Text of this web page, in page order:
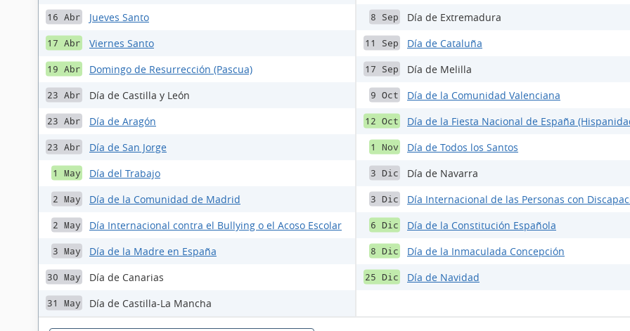
16 Abr Jueves Santo
17 Abr Viernes Santo
19 Abr Domingo de Resurrección (Pascua)
23 Abr Día de Castilla y León
23 Abr Día de Aragón
23 Abr Día de San Jorge
1 May Día del Trabajo
2 May Día de la Comunidad de Madrid
2 May Día Internacional contra el Bullying o el Acoso Escolar
3 May Día de la Madre en España
30 May Día de Canarias
31 May Día de Castilla-La Mancha
8 Sep Día de Extremadura
11 Sep Día de Cataluña
17 Sep Día de Melilla
9 Oct Día de la Comunidad Valenciana
12 Oct Día de la Fiesta Nacional de España
1 Nov Día de Todos los Santos
3 Dic Día de Navarra
3 Dic Día Internacional de las Personas con
6 Dic Día de la Constitución Española
8 Dic Día de la Inmaculada Concepción
25 Dic Día de Navidad